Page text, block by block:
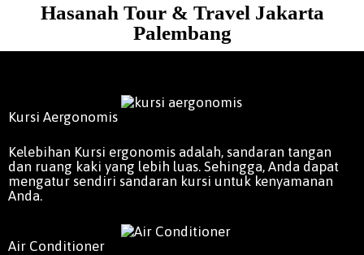
Hasanah Tour & Travel Jakarta
Palembang
Kursi Aergonomis
Kelebihan Kursi ergonomis adalah, sandaran tangan
dan ruang kaki yang lebih luas. Sehingga, Anda dapat
mengatur sendiri sandaran kursi untuk kenyamanan
Anda.
Air Conditioner